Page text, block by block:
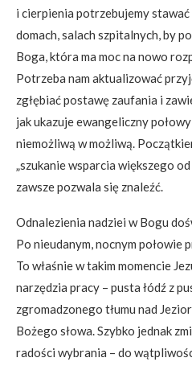
i cierpienia potrzebujemy
domach, salach szpitalnych, by
Boga, która ma moc na nowo
Potrzeba nam aktualizować
zgłębiać postawę zaufania i
jak ukazuje ewangeliczny
niemożliwą w możliwą.
„szukanie wsparcia większego
zawsze pozwala się znaleźć.
Odnalezienia nadziei w Bogu
Po nieudanym, nocnym połowie
To właśnie w takim momencie
narzędzia pracy – pusta łódź z
zgromadzonego tłumu nad
Bożego słowa. Szybko jednak
radości wybrania – do